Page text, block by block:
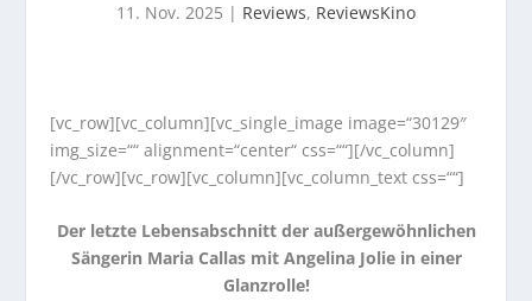
11. Nov. 2025 | Reviews, ReviewsKino
[vc_row][vc_column][vc_single_image image=“30129″
img_size=““ alignment=“center“ css=““][/vc_column]
[/vc_row][vc_row][vc_column][vc_column_text css=““]
Der letzte Lebensabschnitt der außergewöhnlichen
Sängerin Maria Callas mit Angelina Jolie in einer
Glanzrolle!